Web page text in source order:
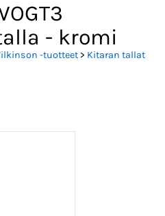
- kromi
-tuotteet> Kitaran tallat